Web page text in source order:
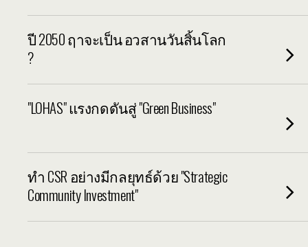
ปี 2050 ฤาจะเป็น อวสานวันสิ้นโลก
?
"LOHAS" แรงกดดันสู่ "Green Business"
ทำ CSR อย่างมีกลยุทธ์ด้วย "Strategic
Community Investment"